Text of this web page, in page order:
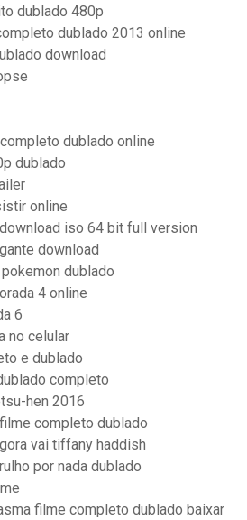
dublado 480p
dublado 2013 online
download
dublado online
dublado
online
iso 64 bit full version
download
dublado
4 online
6
no celular
e dublado
completo
hen 2016
completo dublado
vai tiffany haddish
por nada dublado
filme completo dublado baixar